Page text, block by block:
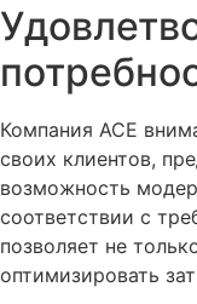
Компания ACE
своих клиентов,
возможность
соответствии с
позволяет не
оптимизировать